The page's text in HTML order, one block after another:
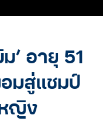
’ อายุ 51
มสู่แชมป์
ญิง